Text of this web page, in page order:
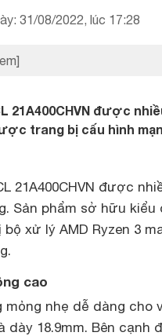
31/08/2022, lúc 17:28
21A400CHVN được
trang bị cấu hình
21A400CHVN được
Sản phẩm sở hữu kiểu
xử lý AMD Ryzen 3
cao
nhẹ dễ dàng cho
18.9mm. Bên cạnh